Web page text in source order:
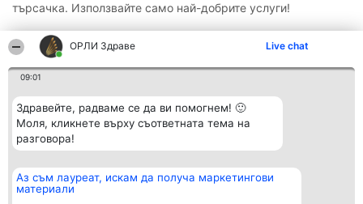
ОРЛИ Здраве Live chat
09:01
Здравейте, радваме се да ви помогнем! 🙂
Моля, кликнете върху съответната тема на
разговора!
Аз съм лауреат, искам да получа маркетингови
материали
търсачка. Използвайте само най-добрите услуги!
Организатор на
класиране
Класация Контакти